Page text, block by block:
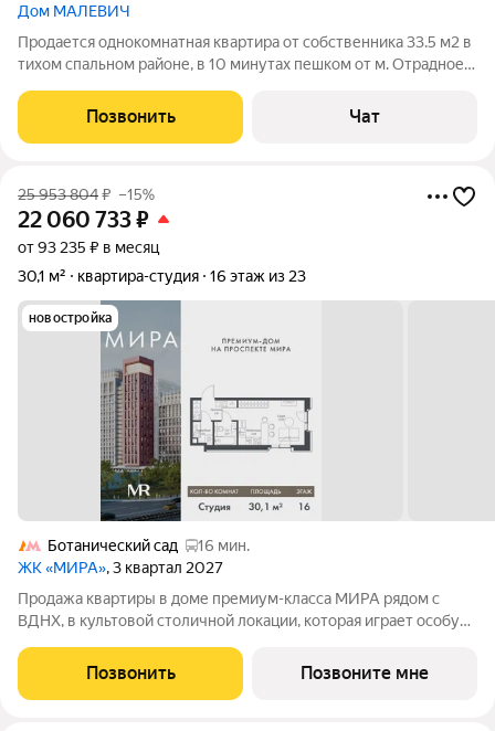
Дом МАЛЕВИЧ
Продается однокомнатная квартира от собственника 33.5 м2 в
тихом спальном районе, в 10 минутах пешком от м. Отрадное.
закрытой придомой территорией, введен в эксплуатацию в
апреле 2026. - Ремонт
Позвонить Чат
25 953 804₽ –15%
22 060 733₽
от 93 235 ₽ в месяц
30,1 м²
квартира-студия 16 этаж из 23
новостройка
Ботанический сад
16 мин.
ЖК «МИРА», 3 квартал 2027
Продажа квартиры в доме премиум-класса МИРА рядом с
ВДНХ, в культовой столичной локации, которая играет особую
площадью 30.06 м расположена в корпусе 2, на 16 этаже 23
этажного дома. Дом
Позвонить Позвоните мне